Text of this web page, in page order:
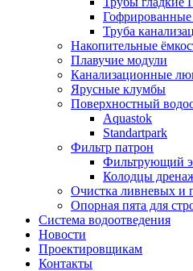
Труба
Накопительные
Плавучие модули
Канализационные
Ярусные клумбы
Поверхностный
Aquastok
Standartpark
Фильтр патрон
Фильтрующий
Колодцы
Очистка ливневых и
Опорная пята для
Система водоотведения
Новости
Проектировщикам
Контакты